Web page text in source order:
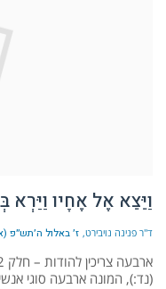
וַיֵּצֵא אֶל אֶחָיו
ד"ר פנינה נויבירט ז׳ באלול ה׳תש״פ (אוגוסט
(נד:), המונה ארבעה סוגי